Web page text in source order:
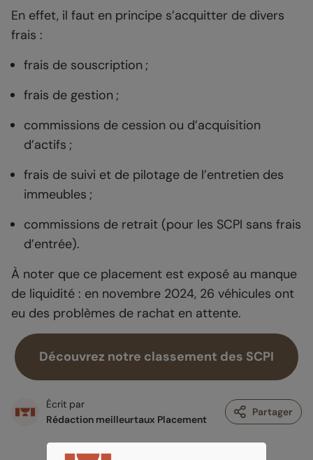
En effet, il faut en principe s’acquitter de divers
frais :
frais de souscription ;
frais de gestion ;
commissions de cession ou d’acquisition
d’actifs ;
frais de suivi et de pilotage de l’entretien des
immeubles ;
commissions de retrait (pour les SCPI sans frais
d’entrée).
À noter que ce placement est exposé au manque
de liquidité : en novembre 2024, 26 véhicules ont
eu des problèmes de rachat en attente.
Découvrez notre classement des SCPI
Écrit par
Rédaction meilleurtaux Placement
Partager